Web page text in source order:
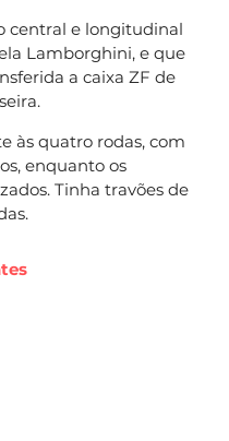
central e longitudinal
Lamborghini, e que
a caixa ZF de
às quatro rodas, com
enquanto os
Tinha travões de